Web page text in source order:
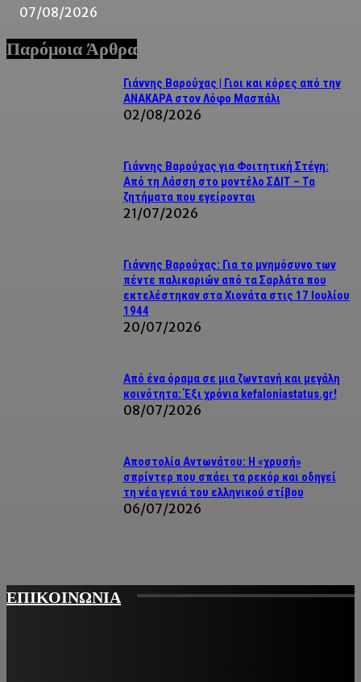
07/08/2026
Παρόμοια Άρθρα
Γιάννης Βαρούχας | Γιοι και κόρες από την
ΑΝΑΚΑΡΑ στον Λόφο Μασπάλι
02/08/2026
Γιάννης Βαρούχας για Φοιτητική Στέγη:
Από τη Λάσση στο μοντέλο ΣΔΙΤ – Τα
ζητήματα που εγείρονται
21/07/2026
Γιάννης Βαρούχας: Για το μνημόσυνο των
πέντε παλικαριών από τα Σαρλάτα που
εκτελέστηκαν στα Χιονάτα στις 17 Ιουλίου
1944
20/07/2026
Από ένα όραμα σε μια ζωντανή και μεγάλη
κοινότητα: Έξι χρόνια kefaloniastatus.gr!
08/07/2026
Αποστολία Αντωνάτου: Η «χρυσή»
σπρίντερ που σπάει τα ρεκόρ και οδηγεί
τη νέα γενιά του ελληνικού στίβου
06/07/2026
ΕΠΙΚΟΙΝΩΝΙΑ